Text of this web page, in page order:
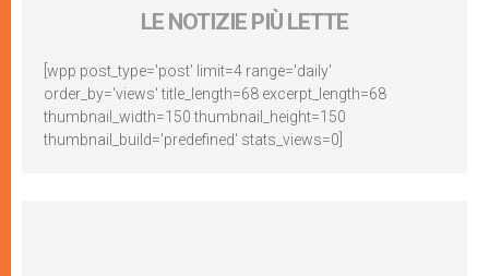
LE NOTIZIE PIÙ LETTE
[wpp post_type='post' limit=4 range='daily'
order_by='views' title_length=68 excerpt_length=68
thumbnail_width=150 thumbnail_height=150
thumbnail_build='predefined' stats_views=0]